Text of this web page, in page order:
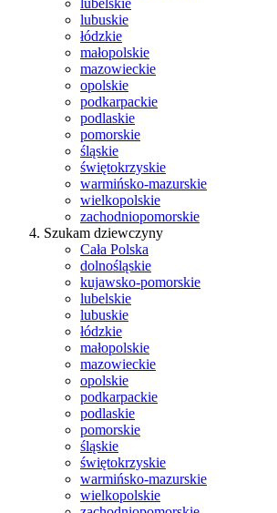
lubelskie
lubuskie
łódzkie
małopolskie
mazowieckie
opolskie
podkarpackie
podlaskie
pomorskie
śląskie
świętokrzyskie
warmińsko-mazurskie
wielkopolskie
zachodniopomorskie
Szukam dziewczyny
Cała Polska
dolnośląskie
kujawsko-pomorskie
lubelskie
lubuskie
łódzkie
małopolskie
mazowieckie
opolskie
podkarpackie
podlaskie
pomorskie
śląskie
świętokrzyskie
warmińsko-mazurskie
wielkopolskie